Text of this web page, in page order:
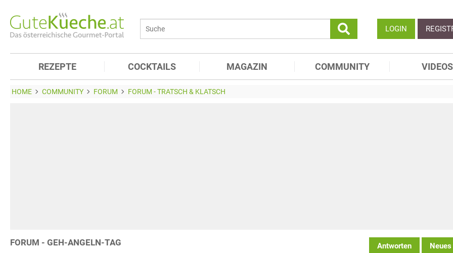
LOGIN
REZEPTE COCKTAILS MAGAZIN COMMUNITY VIDEOS
HOME COMMUNITY FORUM FORUM - TRATSCH & KLATSCH
FORUM - GEH-ANGELN-TAG Antworten